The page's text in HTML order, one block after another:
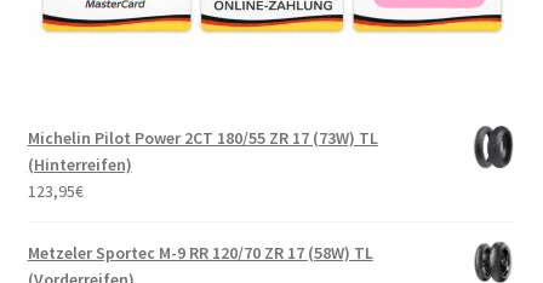
Michelin Pilot Power 2CT 180/55 ZR 17 (73W) TL
(Hinterreifen)
123,95€
Metzeler Sportec M-9 RR 120/70 ZR 17 (58W) TL